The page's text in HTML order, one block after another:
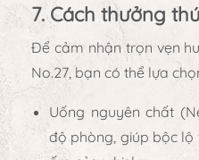
7. Cách thưởng
Để cảm nhận trọn vẹn
No.27 , bạn có thể lựa
Uống nguyên chất
độ phòng, giúp bộc